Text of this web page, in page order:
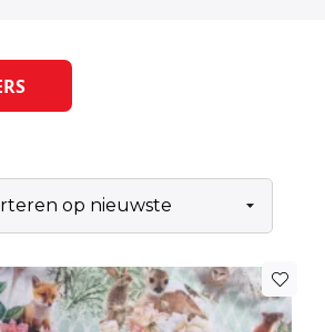
Tijdpakker stof